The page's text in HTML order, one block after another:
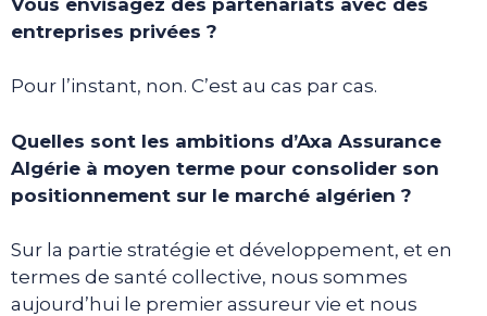
entreprises privées ?
Pour l’instant, non. C’est au cas par cas.
Quelles sont les ambitions d’Axa Assurance
Algérie à moyen terme pour consolider son
positionnement sur le marché algérien ?
Sur la partie stratégie et développement, et en
termes de santé collective, nous sommes
aujourd’hui le premier assureur vie et nous